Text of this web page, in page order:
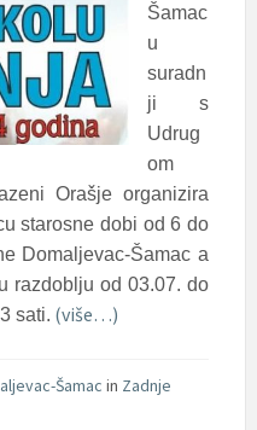
Šamac
u
suradn
ji s
Udrug
om
Orašje organizira
starosne dobi od 6 do
Domaljevac-Šamac a
razdoblju od 03.07. do
sati. (više…)
Šamac in Zadnje